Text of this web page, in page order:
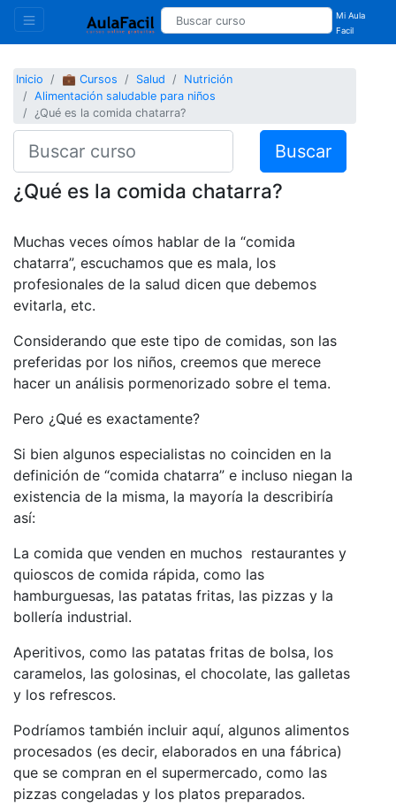
Mi Aula
Facil
Inicio 💼 Cursos Salud
Nutrición
Alimentación saludable para niños
¿Qué es la comida chatarra?
Buscar
¿Qué es la comida chatarra?
Muchas veces oímos hablar de la “comida
chatarra”, escuchamos que es mala, los
profesionales de la salud dicen que debemos
evitarla, etc.
Considerando que este tipo de comidas, son las
preferidas por los niños, creemos que merece
hacer un análisis pormenorizado sobre el tema.
Pero ¿Qué es exactamente?
Si bien algunos especialistas no coinciden en la
definición de “comida chatarra” e incluso niegan la
existencia de la misma, la mayoría la describiría
así:
La comida que venden en muchos restaurantes y
quioscos de comida rápida, como las
hamburguesas, las patatas fritas, las pizzas y la
bollería industrial.
Aperitivos, como las patatas fritas de bolsa, los
caramelos, las golosinas, el chocolate, las galletas
y los refrescos.
Podríamos también incluir aquí, algunos alimentos
procesados (es decir, elaborados en una fábrica)
que se compran en el supermercado, como las
pizzas congeladas y los platos preparados.